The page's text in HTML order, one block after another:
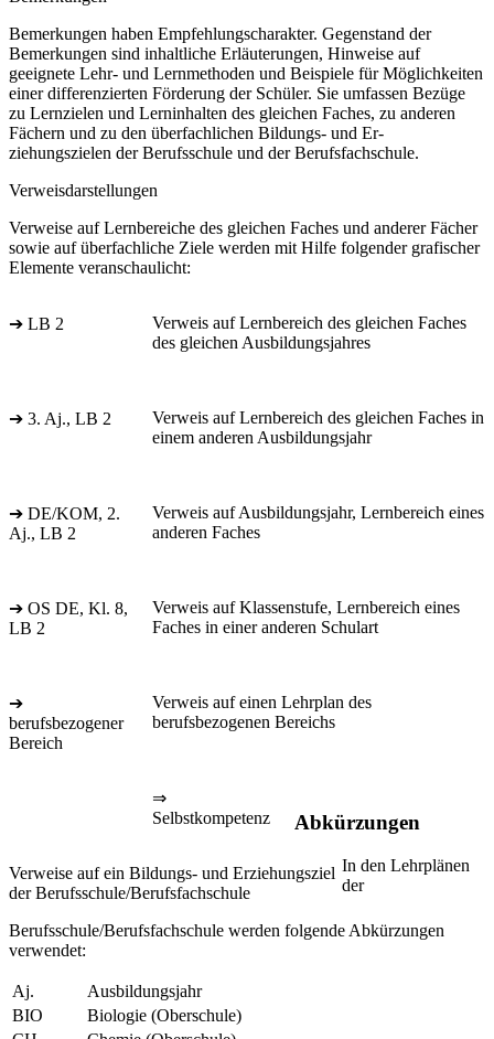
Bemerkungen haben Empfehlungscharakter. Gegenstand der
Bemerkungen sind inhaltliche Erläuterungen, Hinweise auf
geeignete Lehr- und Lernmethoden und Beispiele für Möglichkeiten
einer differenzierten Förderung der Schüler. Sie umfassen Bezüge
zu Lernzielen und Lerninhalten des gleichen Faches, zu anderen
Fächern und zu den überfachlichen Bildungs- und Er-
ziehungszielen der Berufsschule und der Berufsfachschule.
Verweisdarstellungen
Verweise auf Lernbereiche des gleichen Faches und anderer Fächer
sowie auf überfachliche Ziele werden mit Hilfe folgender grafischer
Elemente veranschaulicht:
➔ LB 2
Verweis auf Lernbereich des gleichen Faches
des gleichen Ausbildungsjahres
➔ 3. Aj., LB 2
Verweis auf Lernbereich des gleichen Faches in
einem anderen Ausbildungsjahr
➔ DE/KOM, 2.
Aj., LB 2
Verweis auf Ausbildungsjahr, Lernbereich eines
anderen Faches
➔ OS DE, Kl. 8,
LB 2
Verweis auf Klassenstufe, Lernbereich eines
Faches in einer anderen Schulart
➔
berufsbezogener
Bereich
Verweis auf einen Lehrplan des
berufsbezogenen Bereichs
⇒
Selbstkompetenz
Verweise auf ein Bildungs- und Erziehungsziel
der Berufsschule/Berufsfachschule
Abkürzungen
In den Lehrplänen
der
Berufsschule/Berufsfachschule werden folgende Abkürzungen
verwendet:
Aj.
Ausbildungsjahr
BIO
Biologie (Oberschule)